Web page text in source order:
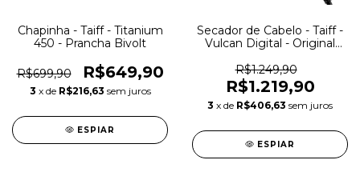
Chapinha - Taiff - Titanium
450 - Prancha Bivolt
R$699,90 R$649,90
3 x de R$216,63 sem juros
ESPIAR
Secador de Cabelo - Taiff -
Vulcan Digital - Original
R$1.249,90
R$1.219,90
3 x de R$406,63 sem juros
ESPIAR